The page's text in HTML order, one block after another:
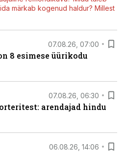
märkab kogenud haldur? Millest
07.08.26, 07:00
8 esimese üürikodu
07.08.26, 06:30
arendajad hindu
06.08.26, 14:06